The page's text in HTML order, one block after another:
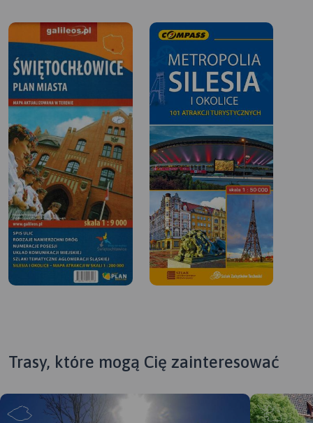
Trasy, które mogą Cię zainteresować